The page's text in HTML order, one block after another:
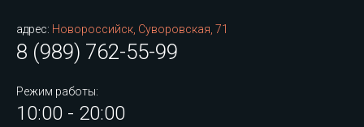
адрес: Новороссийск, Суворовская, 71
8 (989) 762-55-99
Режим работы:
10:00 - 20:00